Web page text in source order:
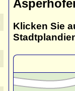
Klicken Sie